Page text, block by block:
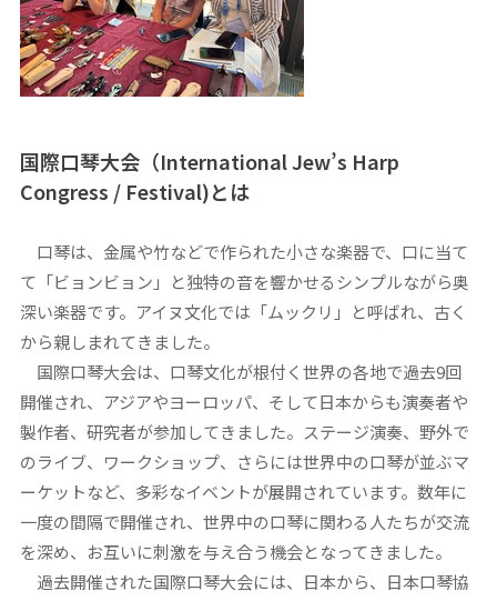
国際口琴大会（International Jew’s Harp
Congress / Festival)とは
口琴は、金属や竹などで作られた小さな楽器で、口に当て
て「ビョンビョン」と独特の音を響かせるシンプルながら奥
深い楽器です。アイヌ文化では「ムックリ」と呼ばれ、古く
から親しまれてきました。
国際口琴大会は、口琴文化が根付く世界の各地で過去9回
開催され、アジアやヨーロッパ、そして日本からも演奏者や
製作者、研究者が参加してきました。ステージ演奏、野外で
のライブ、ワークショップ、さらには世界中の口琴が並ぶマ
ーケットなど、多彩なイベントが展開されています。数年に
一度の間隔で開催され、世界中の口琴に関わる人たちが交流
を深め、お互いに刺激を与え合う機会となってきました。
過去開催された国際口琴大会には、日本から、日本口琴協